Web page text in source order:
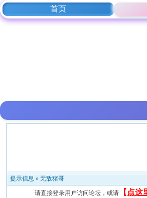
首页
提示信息 »无敌猪哥
请直接登录用户访问论坛，或请 【 点这